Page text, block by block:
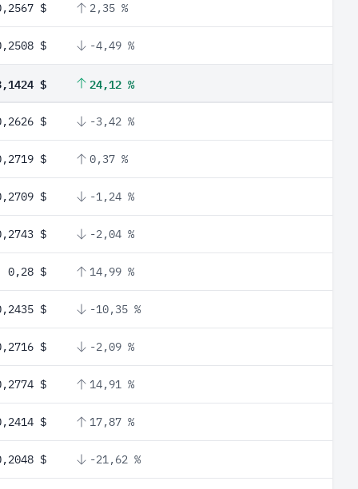
$ 2,35 %
$ -4,49 %
$ 24,12 %
$ -3,42 %
$ 0,37 %
$ -1,24 %
$ -2,04 %
0,28 $ 14,99 %
$ -10,35 %
$ -2,09 %
$ 14,91 %
$ 17,87 %
$ -21,62 %